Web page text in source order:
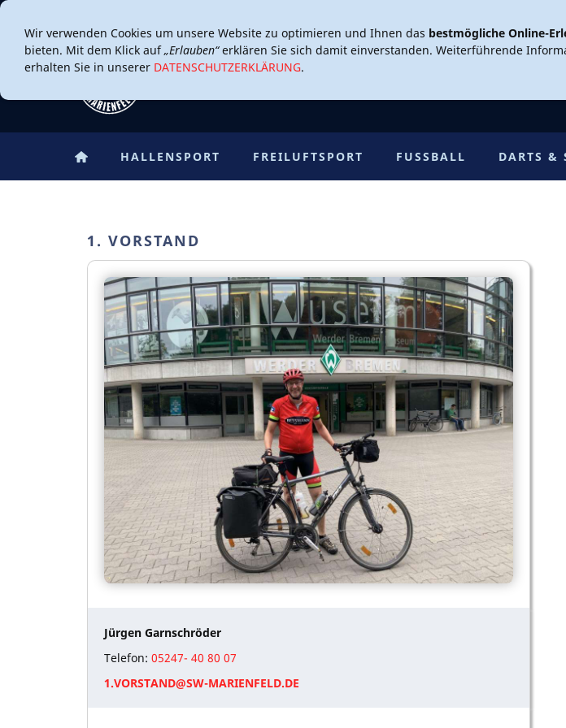
HALLENSPORT FREILUFTSPORT FUSSBALL DARTS &
1. VORSTAND
Jürgen Garnschröder
Telefon: 05247- 40 80 07
1.VORSTAND@SW-MARIENFELD.DE
Wir verwenden Cookies um unsere Website zu optimieren und Ihnen das bestmögliche Online-
bieten. Mit dem Klick auf„Erlauben“erklären Sie sich damit einverstanden. Weiterführende
erhalten Sie in unserer DATENSCHUTZERKLÄRUNG.